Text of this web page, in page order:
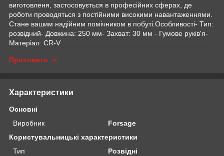
виготовленя, застосовується в професійних сферах, де
роботи проводяться з постійними високими навантаженнями.
Стане вашим надійним помічником в побуті.Особливості- Тип:
розвідний- Довжина: 250 мм- Захват: 30 мм - Гумове руків'я-
Матеріал: CR-V
Приховати
Характеристики
Основні
Виробник
Forsage
Користувальницькі характеристики
Тип
Розвідні